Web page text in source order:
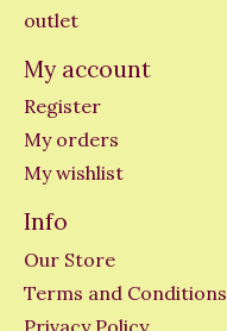
outlet
My account
Register
My orders
My wishlist
Info
Our Store
Terms and Conditions